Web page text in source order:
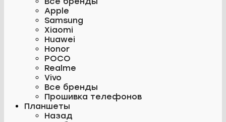
Apple
Samsung
Xiaomi
Huawei
Honor
POCO
Realme
Vivo
Все бренды
Прошивка телефонов
Планшеты
Назад